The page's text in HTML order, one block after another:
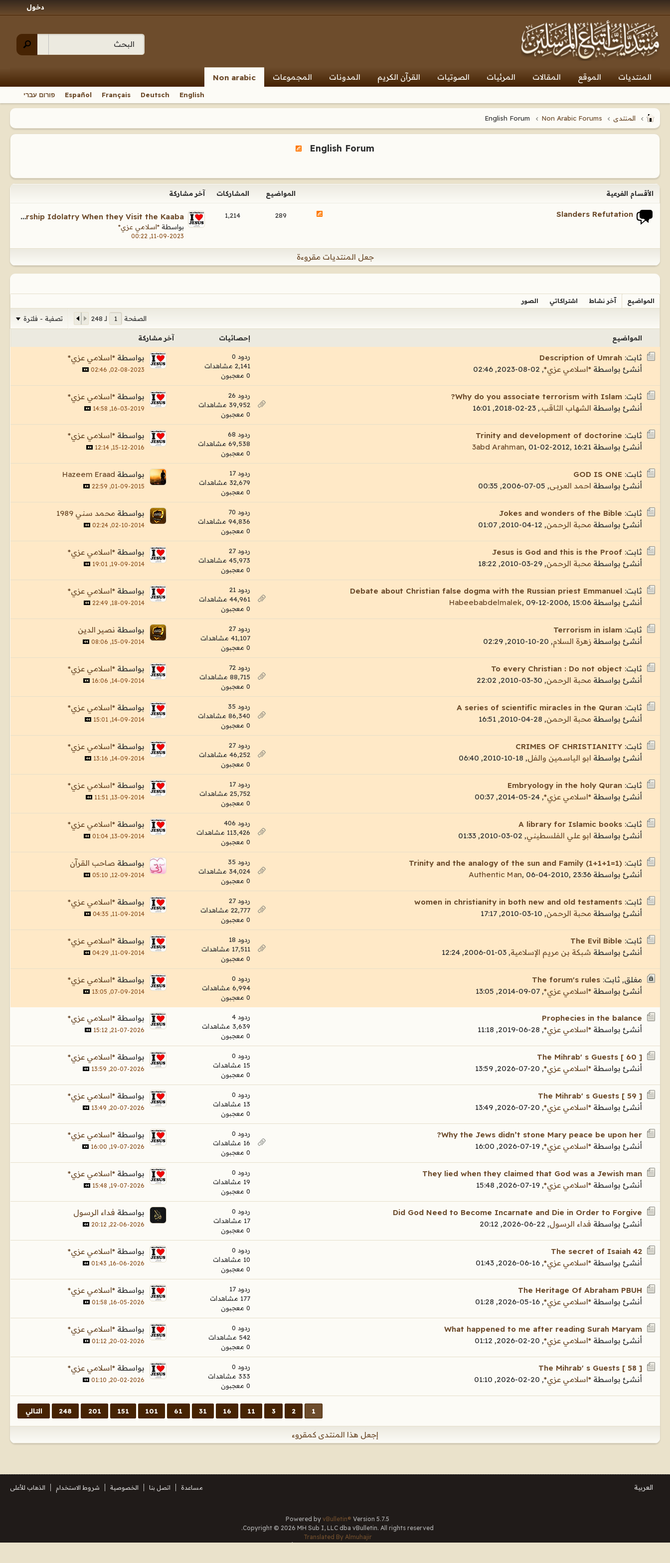
دخول
المنتديات الموقع المقالات المرئيات الصوتيات القرآن الكريم المدونات المجموعات Non arabic
English
Deutsch
Français
Español פורום עברי
المنتدى Non Arabic Forums
English Forum
الأقسام الفرعية المواضيع المشاركات آخر مشاركة
Slanders Refutation
289
1,214
Do Muslims Worship Idolatry When they Visit the Kaaba?
بواسطة*اسلامي عزي*
11-09-2023, 00:22
جعل المنتديات مقروءة
المواضيع آخر نشاط اشتراكاتي الصور
الصفحة لـ 248 تصفية - فلترة
المواضيع إحصائيات آخر مشاركة
ثابت: Description of Umrah
أنشئ بواسطة*اسلامي عزي*,
02-08-2023, 02:46
ردود 0
2,141 مشاهدات
0 معجبون
بواسطة*اسلامي عزي*
02-08-2023, 02:46
ثابت: Why do you associate terrorism with Islam?
أنشئ بواسطة الشهاب الثاقب.,
23-02-2018, 16:01
ردود 26
39,952 مشاهدات
0 معجبون
بواسطة*اسلامي عزي*
16-03-2019, 14:58
ثابت: Trinity and development of doctorine
أنشئ بواسطة
3abd Arahman, 01-02-2012, 16:21
ردود 68
69,538 مشاهدات
0 معجبون
بواسطة*اسلامي عزي*
15-12-2016, 12:14
ثابت: GOD IS ONE
أنشئ بواسطة احمد العربى,
05-07-2006, 00:35
ردود 17
32,679 مشاهدات
0 معجبون
بواسطة Hazeem Eraad
01-09-2015, 22:59
ثابت: Jokes and wonders of the Bible
أنشئ بواسطة محبة الرحمن,
12-04-2010, 01:07
ردود 70
94,836 مشاهدات
0 معجبون
بواسطة محمد سني 1989
02-10-2014, 02:24
ثابت: Jesus is God and this is the Proof
أنشئ بواسطة محبة الرحمن,
29-03-2010, 18:22
ردود 27
45,973 مشاهدات
0 معجبون
بواسطة*اسلامي عزي*
19-09-2014, 19:01
ثابت: Debate about Christian false dogma with the Russian priest Emmanuel
أنشئ بواسطة
Habeebabdelmalek, 09-12-2006, 15:06
ردود 21
44,961 مشاهدات
0 معجبون
بواسطة*اسلامي عزي*
18-09-2014, 22:49
ثابت: Terrorism in islam
أنشئ بواسطةزهرة السلام,
20-10-2010, 02:29
ردود 27
41,107 مشاهدات
0 معجبون
بواسطة نصير الدين
15-09-2014, 08:06
ثابت: To every Christian : Do not object
أنشئ بواسطة محبة الرحمن,
30-03-2010, 22:02
ردود 72
88,715 مشاهدات
0 معجبون
بواسطة*اسلامي عزي*
14-09-2014, 16:06
ثابت: A series of scientific miracles in the Quran
أنشئ بواسطة محبة الرحمن,
28-04-2010, 16:51
ردود 35
86,340 مشاهدات
0 معجبون
بواسطة*اسلامي عزي*
14-09-2014, 15:01
ثابت: CRIMES OF CHRISTIANITY
أنشئ بواسطة ابو الياسمين والفل,
18-10-2010, 06:40
ردود 27
46,252 مشاهدات
0 معجبون
بواسطة*اسلامي عزي*
14-09-2014, 13:16
ثابت: Embryology in the holy Quran
أنشئ بواسطة*اسلامي عزي*,
24-05-2014, 00:37
ردود 17
25,752 مشاهدات
0 معجبون
بواسطة*اسلامي عزي*
13-09-2014, 11:51
ثابت: A library for Islamic books
أنشئ بواسطة ابو علي الفلسطيني,
02-03-2010, 01:33
ردود 406
113,426 مشاهدات
0 معجبون
بواسطة*اسلامي عزي*
13-09-2014, 01:04
ثابت: Trinity and the analogy of the sun and Family (1+1+1=1)
أنشئ بواسطة
Authentic Man, 06-04-2010, 23:36
ردود 35
34,024 مشاهدات
0 معجبون
بواسطة صاحب القرآن
12-09-2014, 05:10
ثابت: women in christianity in both new and old testaments
أنشئ بواسطة محبة الرحمن,
10-03-2010, 17:17
ردود 27
22,777 مشاهدات
0 معجبون
بواسطة*اسلامي عزي*
11-09-2014, 04:35
ثابت: The Evil Bible
أنشئ بواسطة شبكة بن مريم الإسلامية,
03-01-2006, 12:24
ردود 18
17,511 مشاهدات
0 معجبون
بواسطة*اسلامي عزي*
11-09-2014, 04:29
مغلق, ثابت: The forum's rules
أنشئ بواسطة*اسلامي عزي*,
07-09-2014, 13:05
ردود 0
6,994 مشاهدات
0 معجبون
بواسطة*اسلامي عزي*
07-09-2014, 13:05
Prophecies in the balance
أنشئ بواسطة*اسلامي عزي*,
28-06-2019, 11:18
ردود 4
3,639 مشاهدات
0 معجبون
بواسطة*اسلامي عزي*
21-07-2026, 15:12
The Mihrab' s Guests [ 60 ]
أنشئ بواسطة*اسلامي عزي*,
20-07-2026, 13:59
ردود 0
15 مشاهدات
0 معجبون
بواسطة*اسلامي عزي*
20-07-2026, 13:59
The Mihrab' s Guests [ 59 ]
أنشئ بواسطة*اسلامي عزي*,
20-07-2026, 13:49
ردود 0
13 مشاهدات
0 معجبون
بواسطة*اسلامي عزي*
20-07-2026, 13:49
Why the Jews didn’t stone Mary peace be upon her?
أنشئ بواسطة*اسلامي عزي*,
19-07-2026, 16:00
ردود 0
16 مشاهدات
0 معجبون
بواسطة*اسلامي عزي*
19-07-2026, 16:00
They lied when they claimed that God was a Jewish man
أنشئ بواسطة*اسلامي عزي*,
19-07-2026, 15:48
ردود 0
19 مشاهدات
0 معجبون
بواسطة*اسلامي عزي*
19-07-2026, 15:48
Did God Need to Become Incarnate and Die in Order to Forgive
أنشئ بواسطة فداء الرسول,
22-06-2026, 20:12
ردود 0
17 مشاهدات
0 معجبون
بواسطة فداء الرسول
22-06-2026, 20:12
The secret of Isaiah 42
أنشئ بواسطة*اسلامي عزي*,
16-06-2026, 01:43
ردود 0
10 مشاهدات
0 معجبون
بواسطة*اسلامي عزي*
16-06-2026, 01:43
The Heritage Of Abraham PBUH
أنشئ بواسطة*اسلامي عزي*,
16-05-2026, 01:28
ردود 17
177 مشاهدات
0 معجبون
بواسطة*اسلامي عزي*
16-05-2026, 01:58
What happened to me after reading Surah Maryam
أنشئ بواسطة*اسلامي عزي*,
20-02-2026, 01:12
ردود 0
542 مشاهدات
0 معجبون
بواسطة*اسلامي عزي*
20-02-2026, 01:12
The Mihrab' s Guests [ 58 ]
أنشئ بواسطة*اسلامي عزي*,
20-02-2026, 01:10
ردود 0
333 مشاهدات
0 معجبون
بواسطة*اسلامي عزي*
20-02-2026, 01:10
1
2
3
11
16
31
61
101
151
201
248 التالي
إجعل هذا المنتدى كمقروء
العربية مساعدة اتصل بنا الخصوصية شروط الاستخدام الذهاب للأعلى
Powered by vBulletin® Version 5.7.5
Copyright © 2026 MH Sub I, LLC dba vBulletin. All rights reserved.
Translated By Almuhajir